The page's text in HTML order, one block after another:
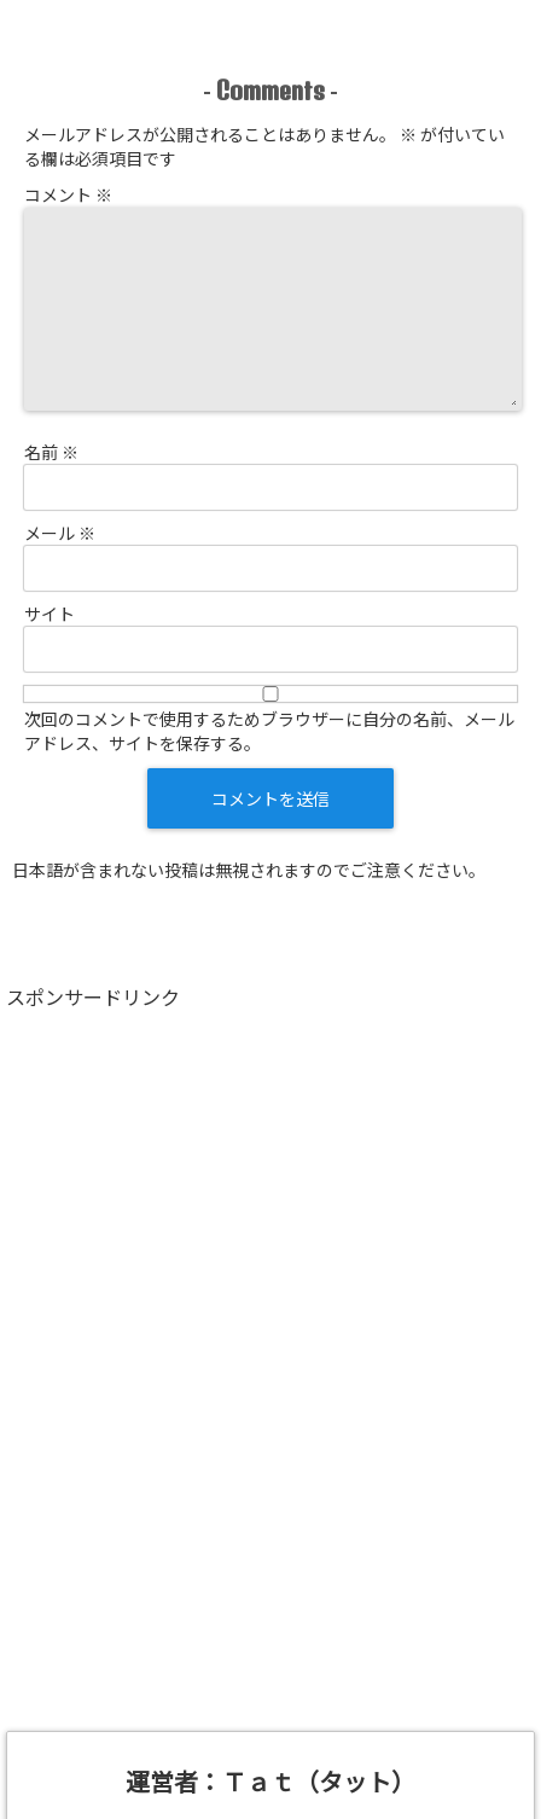
- Comments -
メールアドレスが公開されることはありません。 ※ が付いてい
る欄は必須項目です
コメント ※
名前 ※
メール ※
サイト
次回のコメントで使用するためブラウザーに自分の名前、メール
アドレス、サイトを保存する。
日本語が含まれない投稿は無視されますのでご注意ください。
スポンサードリンク
運営者：Ｔａｔ（タット）